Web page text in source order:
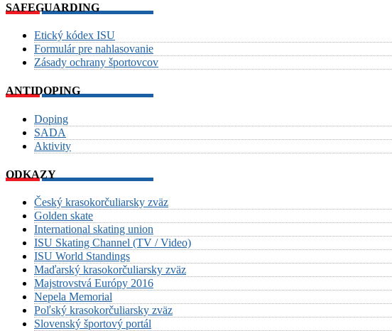
SAFEGUARDING
Etický kódex ISU
Formulár pre nahlasovanie
Zásady ochrany športovcov
ANTIDOPING
Doping
SADA
Aktivity
ODKAZY
Český krasokorčuliarsky zväz
Golden skate
International skating union
ISU Skating Channel (TV / Video)
ISU World Standings
Maďarský krasokorčuliarsky zväz
Majstrovstvá Európy 2016
Nepela Memorial
Poľský krasokorčuliarsky zväz
Slovenský športový portál